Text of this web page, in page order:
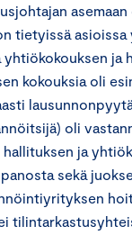
asemaan
tietyissä
yhtiökokouksen ja
kokouksia oli
oli
ja
sekä